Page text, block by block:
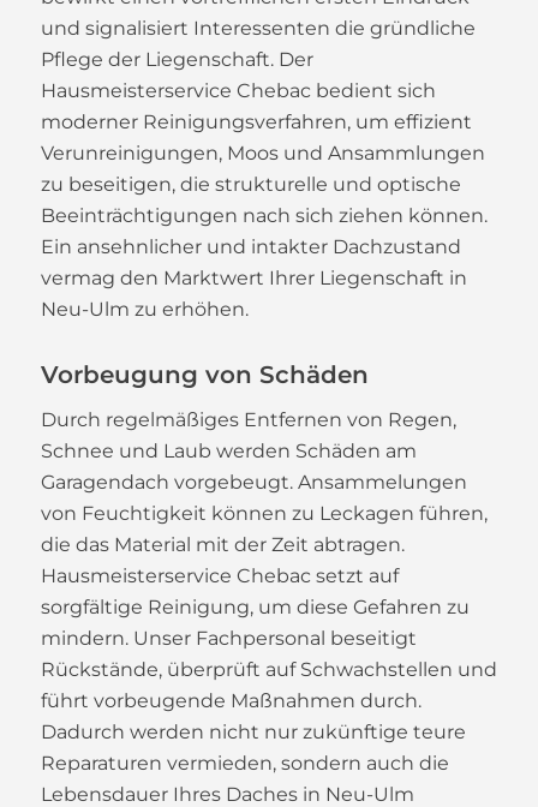
und signalisiert Interessenten die gründliche
Pflege der Liegenschaft. Der
Hausmeisterservice Chebac bedient sich
moderner Reinigungsverfahren, um effizient
Verunreinigungen, Moos und Ansammlungen
zu beseitigen, die strukturelle und optische
Beeinträchtigungen nach sich ziehen können.
Ein ansehnlicher und intakter Dachzustand
vermag den Marktwert Ihrer Liegenschaft in
Neu-Ulm zu erhöhen.
Vorbeugung von Schäden
Durch regelmäßiges Entfernen von Regen,
Schnee und Laub werden Schäden am
Garagendach vorgebeugt. Ansammelungen
von Feuchtigkeit können zu Leckagen führen,
die das Material mit der Zeit abtragen.
Hausmeisterservice Chebac setzt auf
sorgfältige Reinigung, um diese Gefahren zu
mindern. Unser Fachpersonal beseitigt
Rückstände, überprüft auf Schwachstellen und
führt vorbeugende Maßnahmen durch.
Dadurch werden nicht nur zukünftige teure
Reparaturen vermieden, sondern auch die
Lebensdauer Ihres Daches in Neu-Ulm